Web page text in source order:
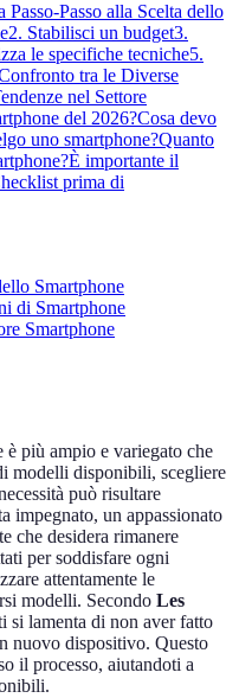
Passo-Passo alla Scelta dello
2. Stabilisci un budget3.
le specifiche tecniche5.
tra le Diverse
nel Settore
del 2026?Cosa devo
uno smartphone?Quanto
È importante il
prima di
Smartphone
di Smartphone
Smartphone
più ampio e variegato che
modelli disponibili, scegliere
può risultare
impegnato, un appassionato
che desidera rimanere
per soddisfare ogni
attentamente le
modelli. Secondo Les
si lamenta di non aver fatto
nuovo dispositivo. Questo
il processo, aiutandoti a